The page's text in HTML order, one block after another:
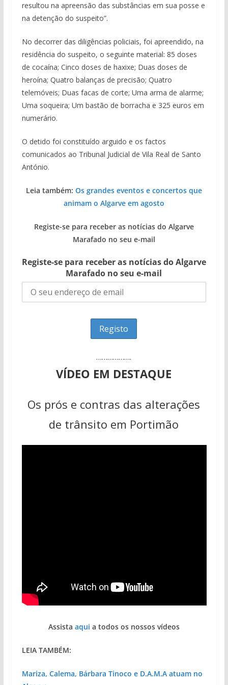
resultou na apreensão das substâncias em sua posse e
na detenção do suspeito”.
No decorrer das diligências policiais, foi apreendido, na
residência do suspeito, o seguinte material: 85 doses
de cocaína; Cinco doses de haxixe; Duas doses de
heroína; Quatro balanças de precisão; Quatro
telemóveis; Duas facas de corte; Uma arma de alarme;
Uma soqueira; Um bastão de borracha e 325 euros em
numerário.
O detido foi constituído arguido e os factos
comunicados ao Tribunal Judicial de Vila Real de Santo
António.
Leia também: Os grandes eventos e concertos que
animam o Algarve em agosto
Registe-se para receber as notícias do Algarve
Marafado no seu e-mail
Registe-se para receber as notícias do Algarve
Marafado no seu e-mail
……………….
VÍDEO EM DESTAQUE
Os prós e contras das alterações
de trânsito em Portimão
Assista aqui a todos os nossos vídeos
LEIA TAMBÉM:
Mariza, Calema, Bárbara Tinoco e D.A.M.A atuam no